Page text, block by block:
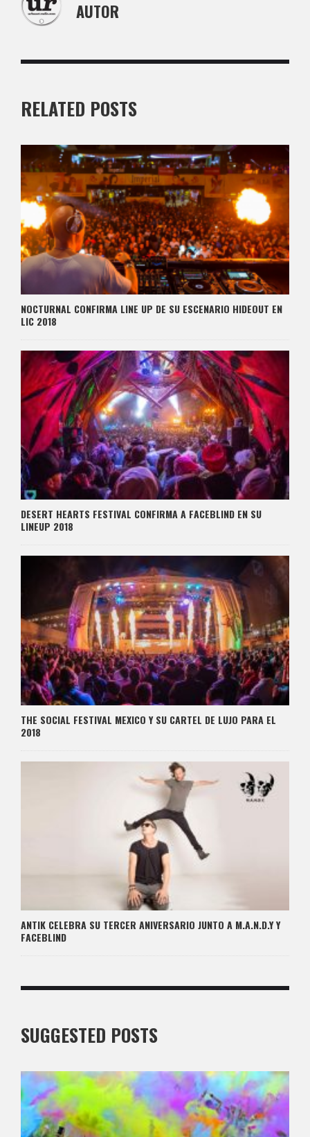
AUTOR
RELATED POSTS
NOCTURNAL CONFIRMA LINE UP DE SU ESCENARIO HIDEOUT EN
LIC 2018
DESERT HEARTS FESTIVAL CONFIRMA A FACEBLIND EN SU
LINEUP 2018
THE SOCIAL FESTIVAL MEXICO Y SU CARTEL DE LUJO PARA EL
2018
ANTIK CELEBRA SU TERCER ANIVERSARIO JUNTO A M.A.N.D.Y Y
FACEBLIND
SUGGESTED POSTS